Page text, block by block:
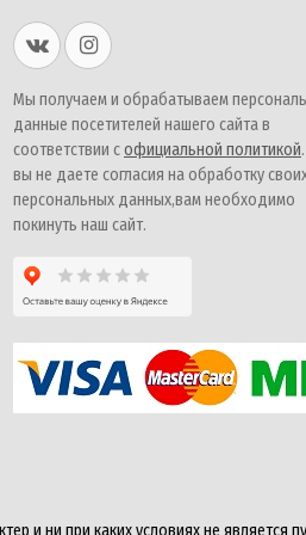
Мы получаем и обрабатываем
данные посетителей нашего сайта в
соответствии софициальной политикой
вы не даете согласия на обработку
персональных данных,вам необходимо
покинуть наш сайт.
и ни при каких условиях не является